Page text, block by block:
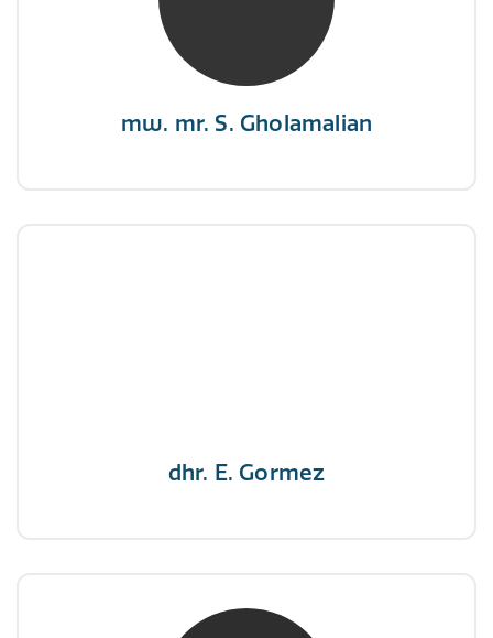
mw. mr. S. Gholamalian
“Als je de richting van de wind niet kunt
veranderen, verander dan de stand van je
dhr. E. Gormez
mw. mr. H.A. de Jongh